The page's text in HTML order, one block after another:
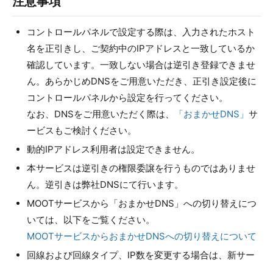
コントロールパネルで設定する際は、入力されたホスト
名を正引きし、ご契約中のIPアドレスと一致しているか
確認しています。一致しない場合は逆引き登録できませ
ん。あらかじめDNSをご用意いただき、正引き設定後に
コントロールパネルから設定を行ってください。
なお、DNSをご用意いただく際は、
「おまかせDNS」 サ
ービスもご検討ください。
動的IPアドレス利用者は設定できません。
本サービスは逆引きの権限委譲を行うものではありませ
ん。逆引きは弊社DNSにて行います。
MOOTサービスから「おまかせDNS」への切り替えにつ
いては、以下をご覧ください。
MOOTサービスからおまかせDNSへの切り替えについて
回線および回線タイプ、IP数を変更する場合は、新サー